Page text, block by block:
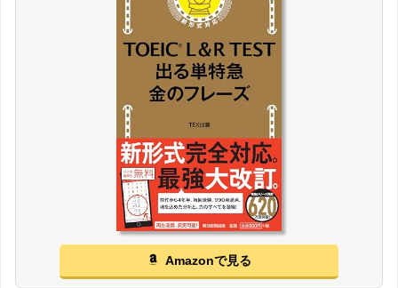
Amazonで見る